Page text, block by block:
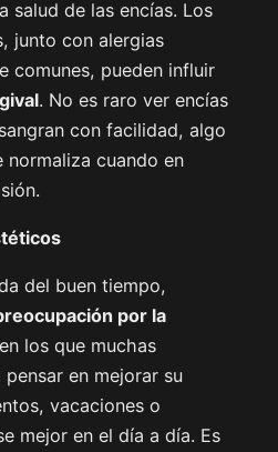
salud de las encías. Los
junto con alergias
comunes, pueden influir
. No es raro ver encías
con facilidad, algo
normaliza cuando en
del buen tiempo,
por la
los que muchas
en mejorar su
vacaciones o
mejor en el día a día. Es